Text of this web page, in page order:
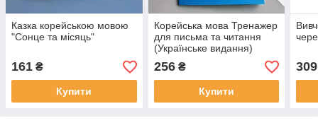
Казка корейською мовою
"Сонце та місяць"
161 ₴
Купити
Корейська мова Тренажер
для письма та читання
(Українське видання)
256₴
Купити
309